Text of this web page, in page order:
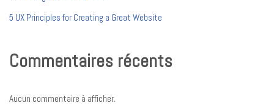
5 UX Principles for Creating a Great Website
Commentaires récents
Aucun commentaire à afficher.